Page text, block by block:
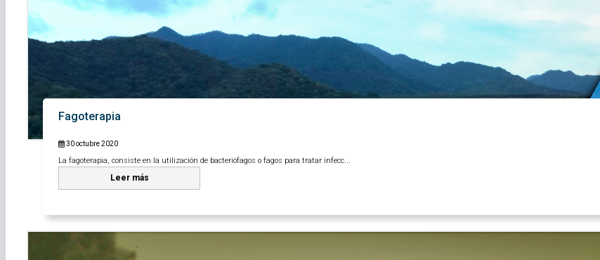
Fagoterapia
30 octubre 2020
La fagoterapia, consiste en la utilización de bacteriófagos o fagos para tratar infecc...
Leer más